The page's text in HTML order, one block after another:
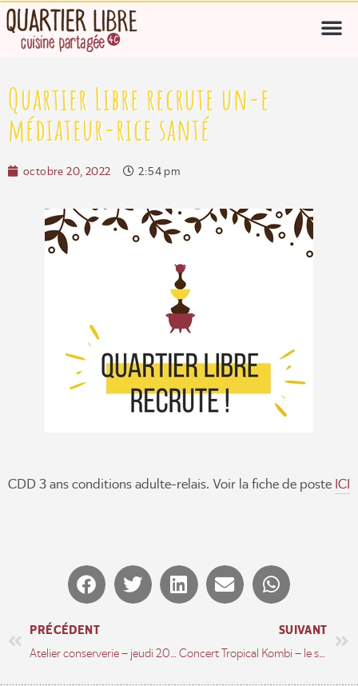
Quartier Libre recrute un-e
médiateur-rice santé
octobre 20, 2022 2:54 pm
CDD 3 ans conditions adulte-relais. Voir la fiche de poste ICI
PRÉCÉDENT
Atelier conserverie – jeudi 20 octobre – 14h à 18h
SUIVANT
Concert Tropical Kombi – le samedi 26 nov à 20h30